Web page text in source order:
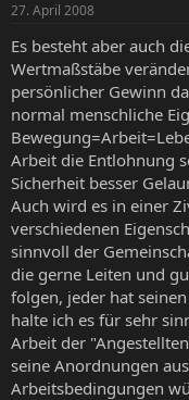
27. April 2008
Es besteht aber auch
Wertmaßstäbe
persönlicher Gewinn
normal menschliche
Arbeit die Entlohnung
Sicherheit besser
Auch wird es in einer
verschiedenen
sinnvoll der
die gerne Leiten und
folgen, jeder hat
halte ich es für sehr
Arbeit der
seine Anordnungen
Arbeitsbedingungen